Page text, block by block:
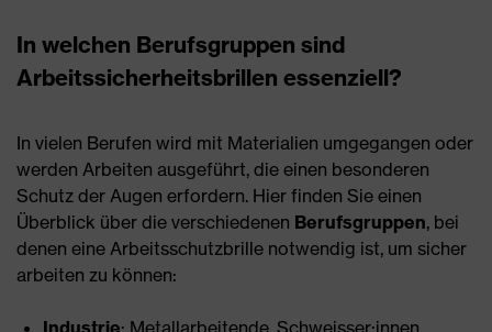
In welchen Berufsgruppen sind
Arbeitssicherheitsbrillen essenziell?
In vielen Berufen wird mit Materialien umgegangen oder
werden Arbeiten ausgeführt, die einen besonderen
Schutz der Augen erfordern. Hier finden Sie einen
Überblick über die verschiedenen Berufsgruppen, bei
denen eine Arbeitsschutzbrille notwendig ist, um sicher
arbeiten zu können:
Industrie: Metallarbeitende, Schweisser:innen